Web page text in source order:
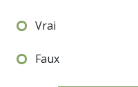
Vrai
Faux